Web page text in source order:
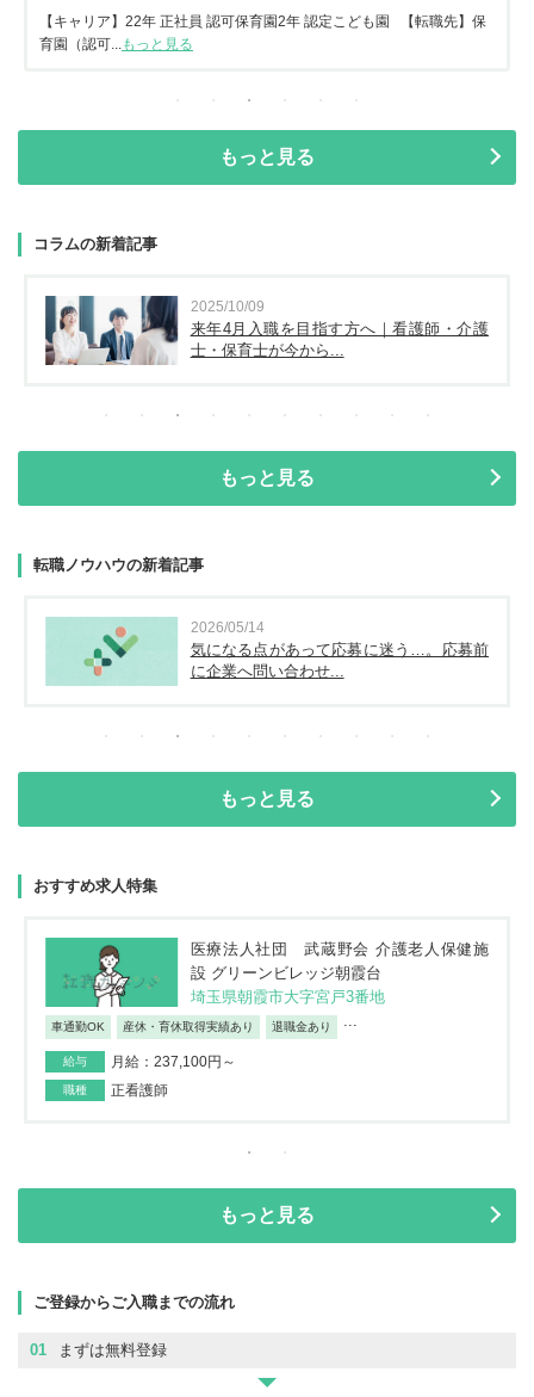
【キャリア】22年 正社員 認可保育園2年 認定こども園 【転職先】保
育園（認可...もっと見る
もっと見る
コラムの新着記事
2025/10/09
来年4月入職を目指す方へ｜看護師・介護
士・保育士が今から...
もっと見る
転職ノウハウの新着記事
2026/05/14
気になる点があって応募に迷う…。応募前
に企業へ問い合わせ...
もっと見る
おすすめ求人特集
医療法人社団 武蔵野会 介護老人保健施
設 グリーンビレッジ朝霞台
埼玉県朝霞市大字宮戸3番地
車通勤OK 産休・育休取得実績あり 退職金あり
給与 月給：237,100円～
職種 正看護師
もっと見る
ご登録からご入職までの流れ
01 まずは無料登録